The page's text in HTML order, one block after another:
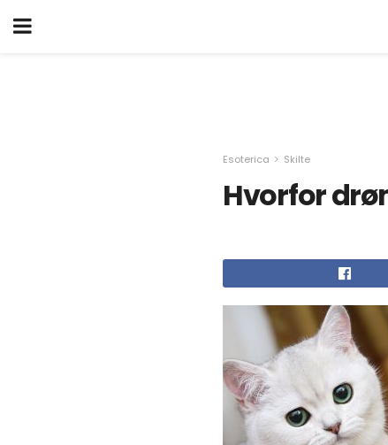
Esoterica Skilte
Hvorfor